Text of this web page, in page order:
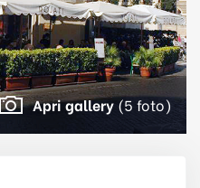
Apri gallery (5 foto)